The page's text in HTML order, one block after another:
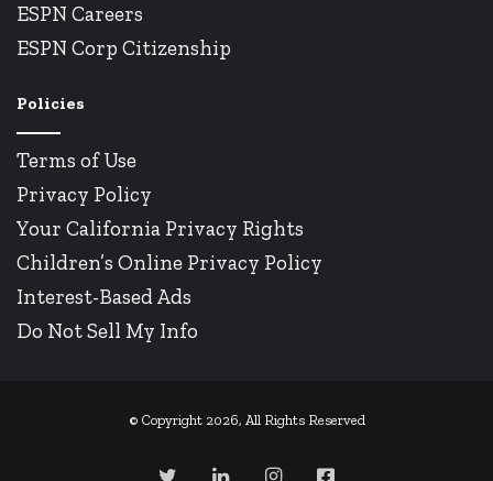
ESPN Careers
ESPN Corp Citizenship
Policies
Terms of Use
Privacy Policy
Your California Privacy Rights
Children’s Online Privacy Policy
Interest-Based Ads
Do Not Sell My Info
© Copyright 2026, All Rights Reserved
TwitterLinkedInInstagramFacebook